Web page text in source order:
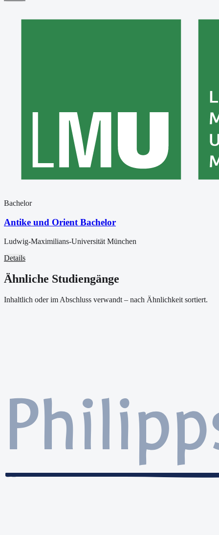
Bachelor
Antike und Orient Bachelor
Ludwig-Maximilians-Universität München
Details
Ähnliche Studiengänge
Inhaltlich oder im Abschluss verwandt – nach Ähnlichkeit sortiert.